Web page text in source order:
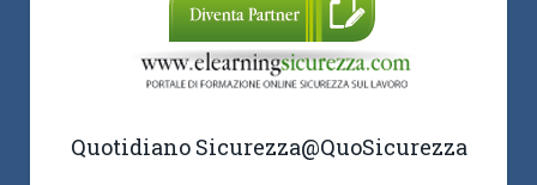
Quotidiano Sicurezza@QuoSicurezza